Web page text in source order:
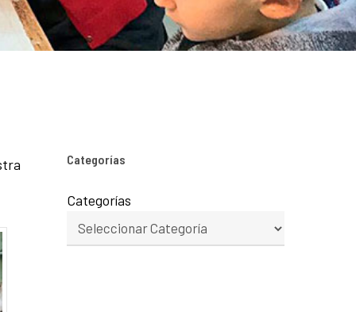
Categorías
Categorías